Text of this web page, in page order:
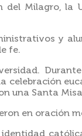
Milagro, la
y
fe.
celebración
una Santa
en oración